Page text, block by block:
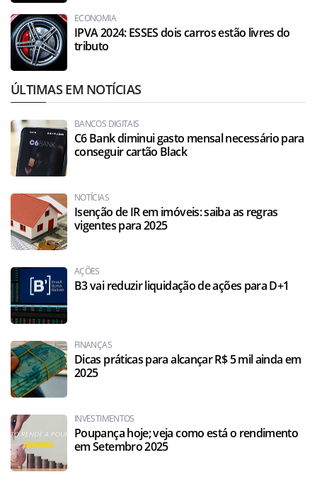
ECONOMIA
IPVA 2024: ESSES dois carros estão livres do
tributo
ÚLTIMAS EM NOTÍCIAS
BANCOS DIGITAIS
C6 Bank diminui gasto mensal necessário para
conseguir cartão Black
NOTÍCIAS
Isenção de IR em imóveis: saiba as regras
vigentes para 2025
AÇÕES
B3 vai reduzir liquidação de ações para D+1
FINANÇAS
Dicas práticas para alcançar R$ 5 mil ainda em
2025
INVESTIMENTOS
Poupança hoje; veja como está o rendimento
em Setembro 2025